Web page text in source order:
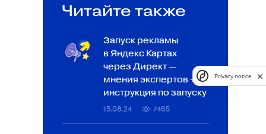
Читайте также
Запуск рекламы
в Яндекс Картах
через Директ —
мнения экспертов +
инструкция по запуску
15.08.24 7465
Privacy notice